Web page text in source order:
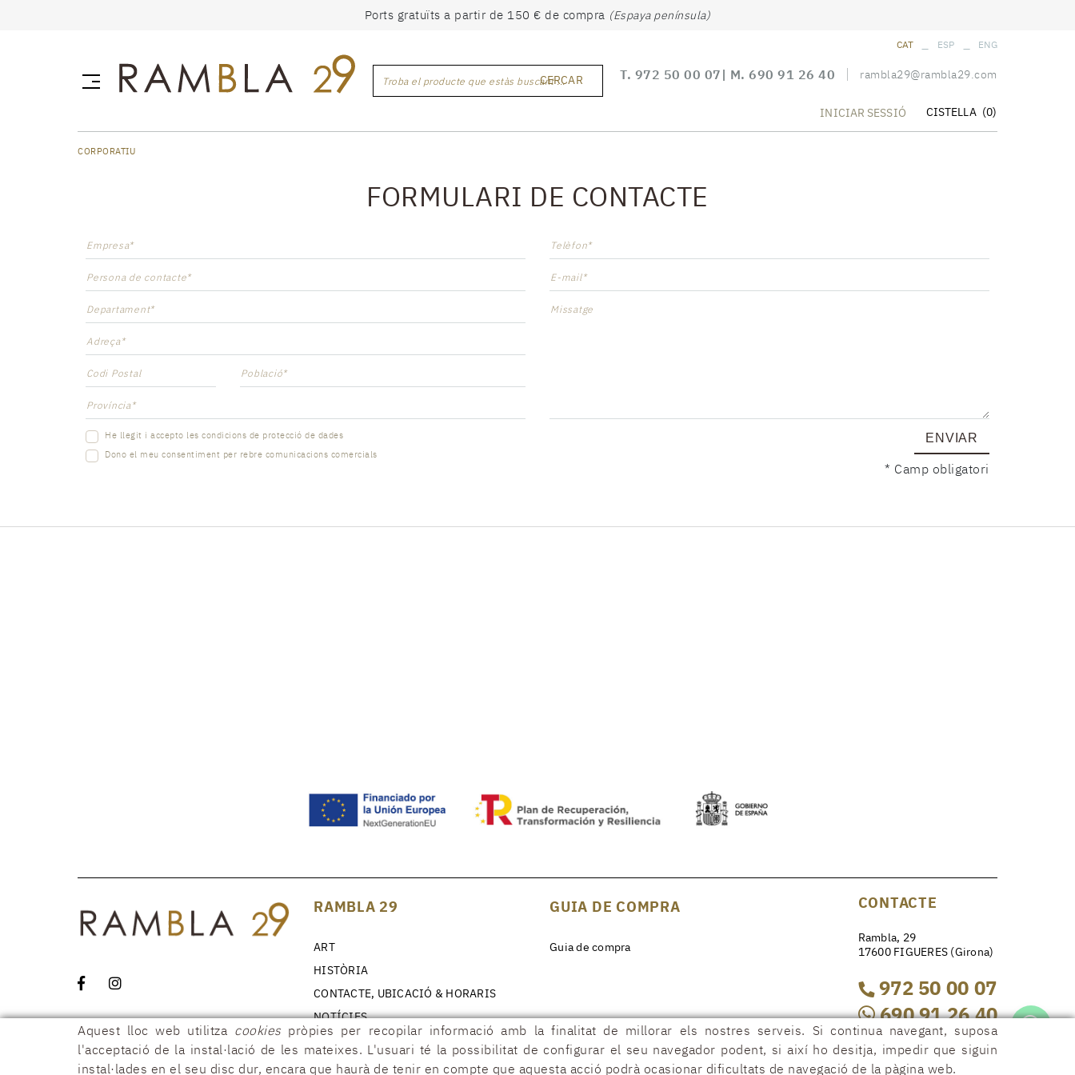
Ports gratuïts a partir de 150 € de compra (Espaya península)
Troba el producte que estàs buscant ...
CERCAR
CAT ESP ENG
T. 972 50 00 07 | M. 690 91 26 40 rambla29@rambla29.com
INICIAR SESSIÓ CISTELLA (0)
CORPORATIU
FORMULARI DE CONTACTE
Empresa*
Persona de contacte*
Departament*
Adreça*
Codi Postal Població*
Província*
Telèfon*
E-mail*
Missatge
He llegit i accepto les condicions de protecció de dades
Dono el meu consentiment per rebre comunicacions comercials
ENVIAR
* Camp obligatori
RAMBLA 29
ART
HISTÒRIA
CONTACTE, UBICACIÓ & HORARIS
NOTÍCIES
GUIA DE COMPRA
Guia de compra
CONTACTE
Rambla, 29
17600 FIGUERES (Girona)
972 50 00 07
690 91 26 40
rambla29@rambla29.com
Aquest lloc web utilitza cookies pròpies per recopilar informació amb la finalitat de millorar els nostres serveis. Si continua navegant, suposa
l'acceptació de la instal·lació de les mateixes. L'usuari té la possibilitat de configurar el seu navegador podent, si així ho desitja, impedir que siguin
instal·lades en el seu disc dur, encara que haurà de tenir en compte que aquesta acció podrà ocasionar dificultats de navegació de la pàgina web.